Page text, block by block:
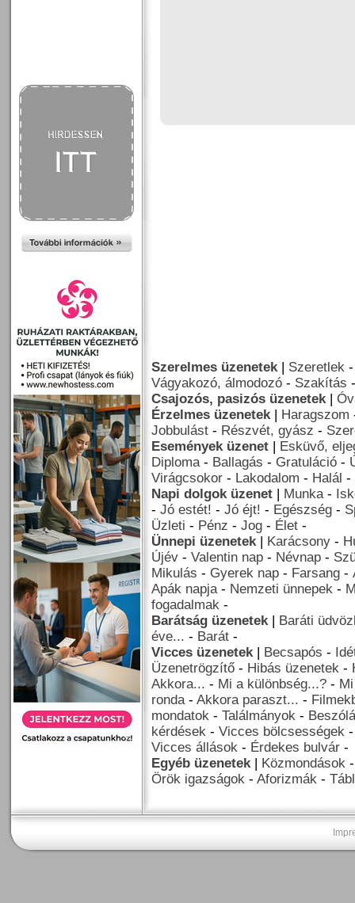
Szerelmes üzenetek| Szeretlek
Vágyakozó, álmodozó - Szakítás
Csajozós, pasizós üzenetek|
Érzelmes üzenetek| Haragszom
Jobbulást - Részvét, gyász -
Események üzenet | Esküvő,
Diploma- Ballagás - Gratuláció -
Virágcsokor - Lakodalom - Halál -
Napi dolgok üzenet | Munka-
- Jó estét! - Jó éjt! - Egészség -
Üzleti - Pénz - Jog - Élet -
Ünnepi üzenetek| Karácsony -
Újév - Valentin nap - Névnap -
Mikulás - Gyerek nap - Farsang -
Apák napja- Nemzeti ünnepek -
fogadalmak -
Barátság üzenetek| Baráti
éve... - Barát -
Vicces üzenetek| Becsapós -
Üzenetrögzítő - Hibás üzenetek -
Akkora... - Mi a különbség...? -
ronda- Akkora paraszt... -
mondatok - Találmányok -
kérdések - Vicces bölcsességek
Vicces állások - Érdekes bulvár -
Egyéb üzenetek| Közmondások
Örök igazságok - Aforizmák -